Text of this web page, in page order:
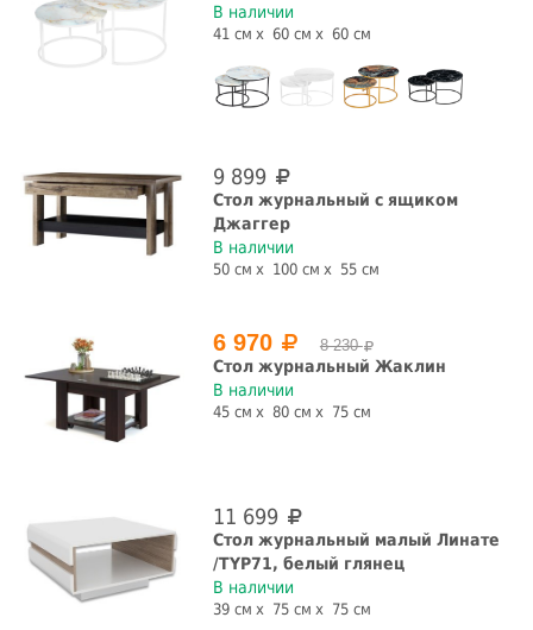
Раскладной
да
Материал основания
Материал столешницы
ЛДСП
На колесиках С ящиками
В наличии
41 см 60 см 60 см
9 899
Стол журнальный с ящиком
Джаггер
В наличии
50 см 100 см 55 см
6 970 8 230
Стол журнальный Жаклин
В наличии
45 см 80 см 75 см
11 699
Стол журнальный малый Линате
/TYP71, белый глянец
В наличии
39 см 75 см 75 см